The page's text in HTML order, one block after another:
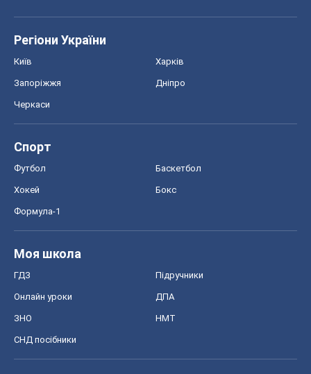
Регіони України
Київ Харків
Запоріжжя Дніпро
Черкаси
Спорт
Футбол Баскетбол
Хокей Бокс
Формула-1
Моя школа
ГДЗ Підручники
Онлайн уроки ДПА
ЗНО НМТ
СНД посібники